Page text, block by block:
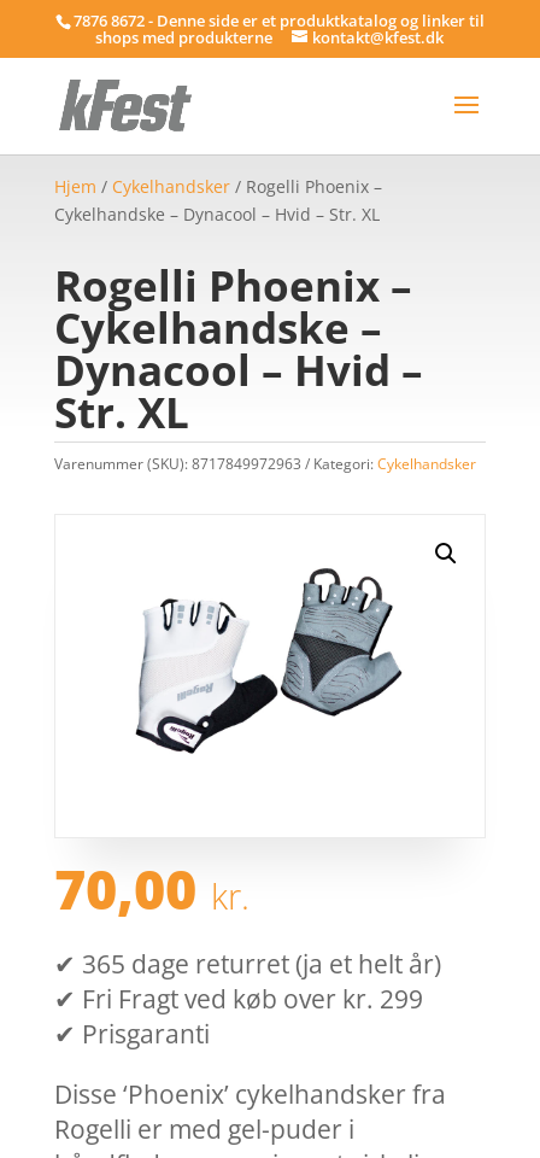
7876 8672 - Denne side er et produktkatalog og linker til
shops med produkterne kontakt@kfest.dk
Hjem / Cykelhandsker/ Rogelli Phoenix –
Cykelhandske – Dynacool – Hvid – Str. XL
Rogelli Phoenix –
Cykelhandske –
Dynacool – Hvid –
Str. XL
Varenummer (SKU):8717849972963 Kategori:Cykelhandsker
70,00 kr.
✔ 365 dage returret (ja et helt år)
✔ Fri Fragt ved køb over kr. 299
✔ Prisgaranti
Disse ‘Phoenix’ cykelhandsker fra
Rogelli er med gel-puder i